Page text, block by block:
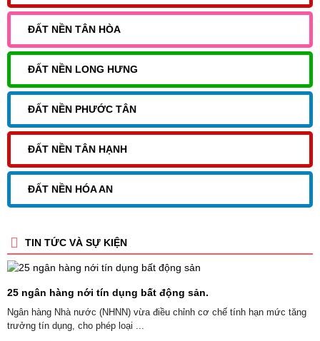
ĐẤT NỀN TÂN HÒA
ĐẤT NỀN LONG HƯNG
ĐẤT NỀN PHƯỚC TÂN
ĐẤT NỀN TÂN HẠNH
ĐẤT NỀN HÓA AN
TIN TỨC VÀ SỰ KIỆN
25 ngân hàng nới tín dụng bất động sản.
Ngân hàng Nhà nước (NHNN) vừa điều chỉnh cơ chế tính hạn mức tăng
trưởng tín dụng, cho phép loại ...